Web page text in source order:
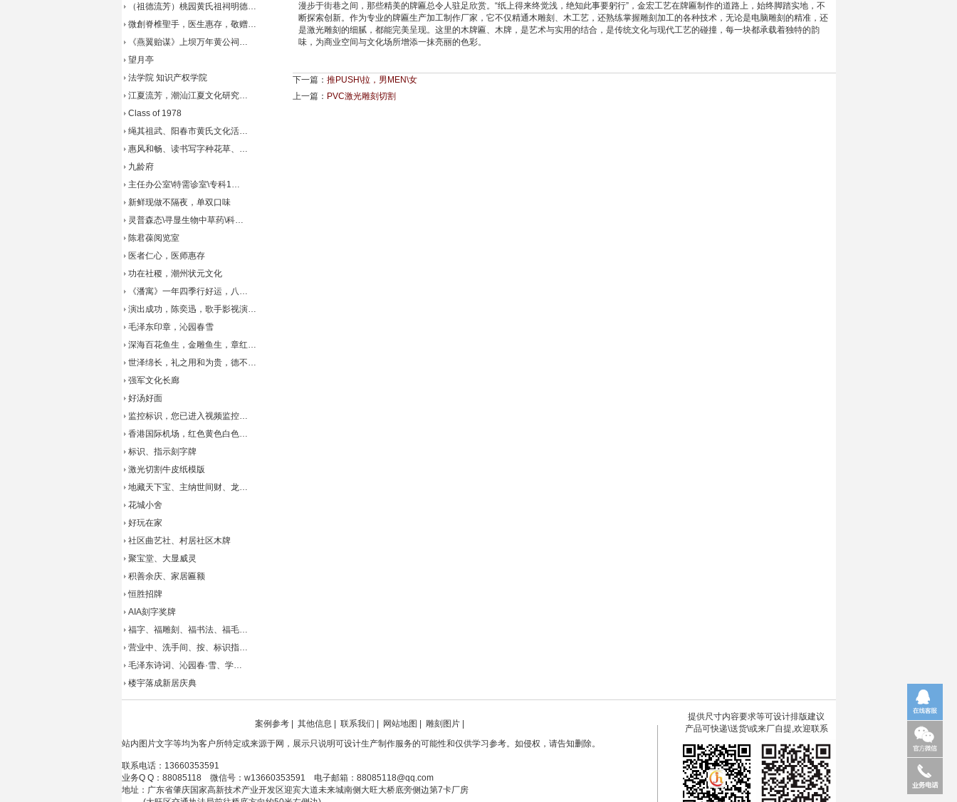
（祖德流芳）桃园黄氏祖祠明德…
微創脊椎聖手，医生惠存，敬赠…
《燕翼贻谋》上坝万年黄公祠…
望月亭
法学院 知识产权学院
江夏流芳，潮汕江夏文化研究…
Class of 1978
绳其祖武、阳春市黄氏文化活…
惠风和畅、读书写字种花草、…
九龄府
主任办公室\特需诊室\专科1…
新鲜现做不隔夜，单双口味
灵普森态\寻显生物中草药\科…
陈君葆阅览室
医者仁心，医师惠存
功在社稷，潮州状元文化
《潘寓》一年四季行好运，八…
演出成功，陈奕迅，歌手影视演…
毛泽东印章，沁园春雪
深海百花鱼生，金雕鱼生，章红…
世泽绵长，礼之用和为贵，德不…
强军文化长廊
好汤好面
监控标识，您已进入视频监控…
香港国际机场，红色黄色白色…
标识、指示刻字牌
激光切割牛皮纸模版
地藏天下宝、主纳世间财、龙…
花城小舍
好玩在家
社区曲艺社、村居社区木牌
聚宝堂、大显威灵
积善余庆、家居匾额
恒胜招牌
AIA刻字奖牌
福字、福雕刻、福书法、福毛…
营业中、洗手间、按、标识指…
毛泽东诗词、沁园春·雪、学…
楼宇落成新居庆典
漫步于街巷之间，那些精美的牌匾总令人驻足欣赏。“纸上得来终觉浅，绝知此事要躬行”，金宏工艺在牌匾制作的道路上，始终脚踏实地，不
断探索创新。作为专业的牌匾生产加工制作厂家，它不仅精通木雕刻、木工艺，还熟练掌握雕刻加工的各种技术，无论是电脑雕刻的精准，还
是激光雕刻的细腻，都能完美呈现。这里的木牌匾、木牌，是艺术与实用的结合，是传统文化与现代工艺的碰撞，每一块都承载着独特的韵
味，为商业空间与文化场所增添一抹亮丽的色彩。
下一篇： 推PUSH\拉，男MEN\女
上一篇： PVC激光雕刻切割
案例参考 其他信息 联系我们 网站地图 雕刻图片
站内图片文字等均为客户所特定或来源于网，展示只说明可设计生产制作服务的可能性和仅供学习参考。如侵权，请告知删除。
联系电话：13660353591
业务Q Q：88085118 微信号：w13660353591 电子邮箱：88085118@qq.com
地址：广东省肇庆国家高新技术产业开发区迎宾大道未来城南侧大旺大桥底旁侧边第7卡厂房
提供尺寸内容要求等可设计排版建议
产品可快递\送货\或来厂自提,欢迎联系